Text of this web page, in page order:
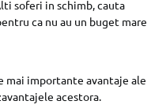
soferi in schimb, cauta
ca nu au un buget mare
mai importante avantaje ale
acestora.